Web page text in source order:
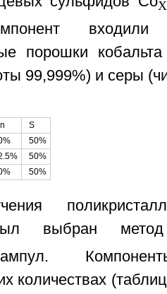
X
входили
порошки
99,999%) и серы
S
50%
50%
50%
выбран метод
количествах